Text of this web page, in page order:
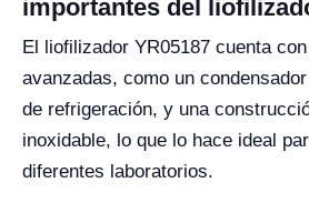
importantes del
El liofilizador YR05187 cuenta
avanzadas, como un
de refrigeración, y una
inoxidable, lo que lo hace ideal
diferentes laboratorios.